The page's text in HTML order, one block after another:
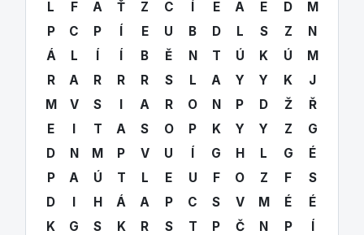
L
F A Ť Z C Í E A E D
M
P
C P Í E U B D L S Z
N
Á
L Í Í B Ě N T Ú K Ú
M
R
A R R R S L A Y Y K
J
M
V S I A R O N P D Ž
Ř
E
I T A S O P K Y Y Z
G
D
N M P V U Í G H L G
É
P
A Ú T L E U F O Z F
S
D
I H Á A P C S V M É
É
K
G S K R S T P Č N P
Í